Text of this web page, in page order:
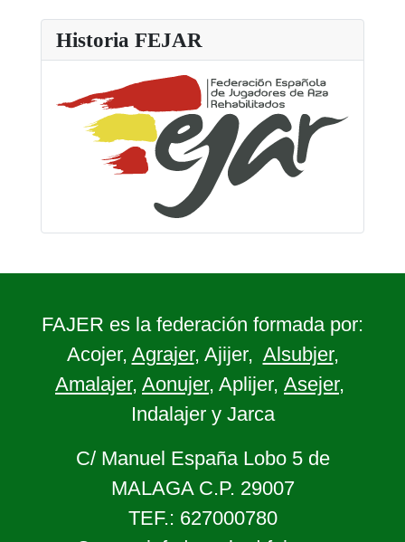
Historia FEJAR
FAJER es la federación formada por:
Acojer, Agrajer, Ajijer, Alsubjer,
Amalajer, Aonujer, Aplijer, Asejer,
Indalajer y Jarca
C/ Manuel España Lobo 5 de
MALAGA C.P. 29007
TEF.: 627000780